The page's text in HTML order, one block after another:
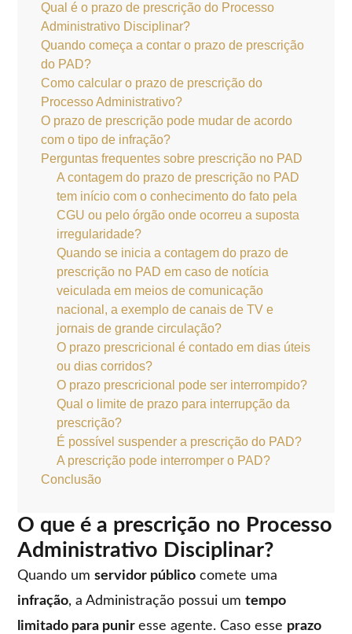
Qual é o prazo de prescrição do Processo
Administrativo Disciplinar?
Quando começa a contar o prazo de prescrição
do PAD?
Como calcular o prazo de prescrição do
Processo Administrativo?
O prazo de prescrição pode mudar de acordo
com o tipo de infração?
Perguntas frequentes sobre prescrição no PAD
A contagem do prazo de prescrição no PAD
tem início com o conhecimento do fato pela
CGU ou pelo órgão onde ocorreu a suposta
irregularidade?
Quando se inicia a contagem do prazo de
prescrição no PAD em caso de notícia
veiculada em meios de comunicação
nacional, a exemplo de canais de TV e
jornais de grande circulação?
O prazo prescricional é contado em dias úteis
ou dias corridos?
O prazo prescricional pode ser interrompido?
Qual o limite de prazo para interrupção da
prescrição?
É possível suspender a prescrição do PAD?
A prescrição pode interromper o PAD?
Conclusão
O que é a prescrição no Processo
Administrativo Disciplinar?
Quando umservidor público comete uma
infração, a Administração possui umtempo
limitado para puniresse agente. Caso esse prazo